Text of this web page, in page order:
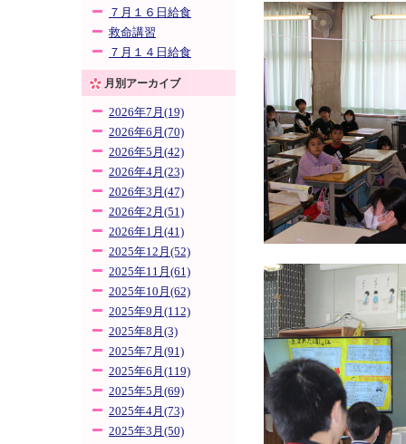
７月１６日給食
救命講習
７月１４日給食
月別アーカイブ
2026年7月(19)
2026年6月(70)
2026年5月(42)
2026年4月(23)
2026年3月(47)
2026年2月(51)
2026年1月(41)
2025年12月(52)
2025年11月(61)
2025年10月(62)
2025年9月(112)
2025年8月(3)
2025年7月(91)
2025年6月(119)
2025年5月(69)
2025年4月(73)
2025年3月(50)